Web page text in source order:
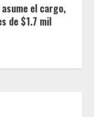
el cargo,
de $1.7 mil